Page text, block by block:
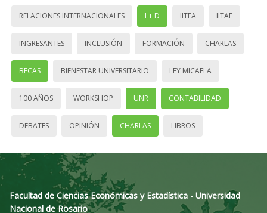
RELACIONES INTERNACIONALES I + D IITEA IITAE
INGRESANTES INCLUSIÓN FORMACIÓN CHARLAS
BECAS BIENESTAR UNIVERSITARIO LEY MICAELA
100 AÑOS WORKSHOP UNR CONTABILIDAD
DEBATES OPINIÓN CHARLAS LIBROS
Facultad de Ciencias Económicas y Estadística - Universidad
Nacional de Rosario